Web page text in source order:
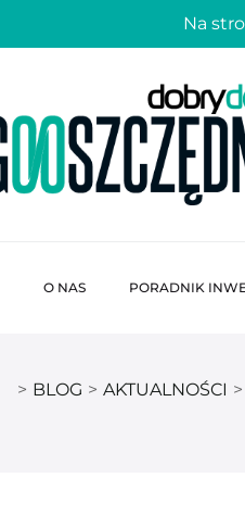
Na
O NAS PORADNIK
> BLOG > AKTUALNOŚCI >